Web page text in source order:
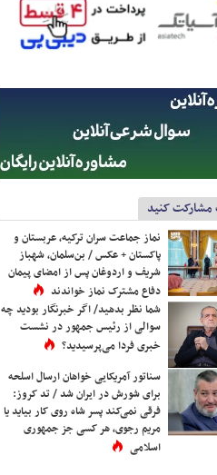
کنید
نماز جماعت سران ترکیه، عربستان و
پاکستان + عکس / بن‌سلمان، شهباز
شریف و اردوغان پس از امضای پیمان
دفاع مشترک نماز خواندند
شما نظر بدهید/ اگر خبرنگار بودید چه
سوالی از رئیس جمهور در نشست
خبری فردا می‌پرسیدید؟
سناتور آمریکایی خواهان ارسال اسلحه
برای شورش در ایران شد / تد کروز:
فرقی نمی‌کند پسر شاه روی کار بیاید یا
مریم رجوی، هر کسی جز جمهوری
اسلامی